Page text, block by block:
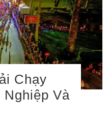
Chạy
Nghiệp Và